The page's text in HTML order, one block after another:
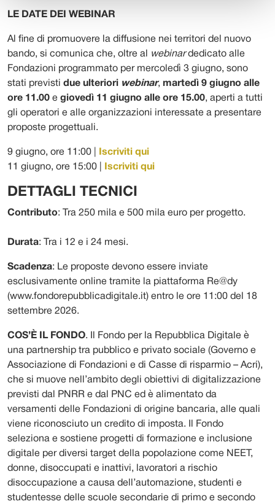
LE DATE DEI WEBINAR
Al fine di promuovere la diffusione nei territori del nuovo
bando, si comunica che, oltre al
webinardedicato alle
Fondazioni programmato per mercoledì 3 giugno, sono
stati previsti due ulteriori webinar, martedì 9 giugno alle
ore 11.00 e giovedì 11 giugno alle ore 15.00, aperti a tutti
gli operatori e alle organizzazioni interessate a presentare
proposte progettuali.
9 giugno, ore 11:00 |
Iscriviti qui
11 giugno, ore 15:00 |
Iscriviti qui
DETTAGLI TECNICI
Contributo: Tra 250 mila e 500 mila euro per progetto.
Durata: Tra i 12 e i 24 mesi.
Scadenza: Le proposte devono essere inviate
esclusivamente online tramite la piattaforma Re@dy
(www.fondorepubblicadigitale.it) entro le ore 11:00 del 18
settembre 2026.
COS’È IL FONDO. Il Fondo per la Repubblica Digitale è
una partnership tra pubblico e privato sociale (Governo e
Associazione di Fondazioni e di Casse di risparmio – Acri),
che si muove nell’ambito degli obiettivi di digitalizzazione
previsti dal PNRR e dal PNC ed è alimentato da
versamenti delle Fondazioni di origine bancaria, alle quali
viene riconosciuto un credito di imposta. Il Fondo
seleziona e sostiene progetti di formazione e inclusione
digitale per diversi target della popolazione come NEET,
donne, disoccupati e inattivi, lavoratori a rischio
disoccupazione a causa dell’automazione, studenti e
studentesse delle scuole secondarie di primo e secondo